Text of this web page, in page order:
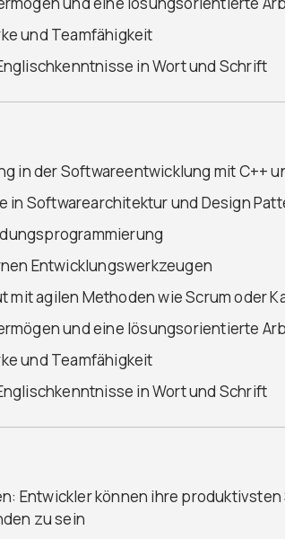
und Teamfähigkeit
in Wort und Schrift
in der Softwareentwicklung mit C++
in Softwarearchitektur und Design
Entwicklungswerkzeugen
mit agilen Methoden wie Scrum oder
und eine lösungsorientierte
und Teamfähigkeit
in Wort und Schrift
Entwickler können ihre
zu sein